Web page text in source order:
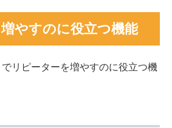
やすのに役立つ機能
でリピーターを増やすのに役立つ機